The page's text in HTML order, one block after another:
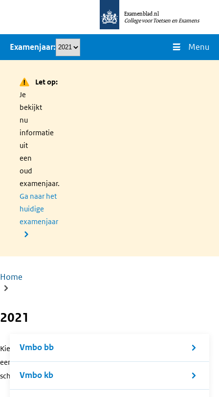
naar
inhoud
Examenblad.nl
College voor Toetsen en Examens
Examenjaar Menu
Let op:
Je
bekijkt
nu
informatie
uit
een
oud
examenjaar.
Ga naar het
huidige
examenjaar
Kruimelpad
Home
2021
Kies
een
schoolsoort.
Vmbo bb
Vmbo kb